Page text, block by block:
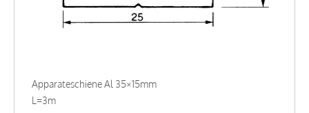
Apparateschiene Al 35×15mm
L=3m